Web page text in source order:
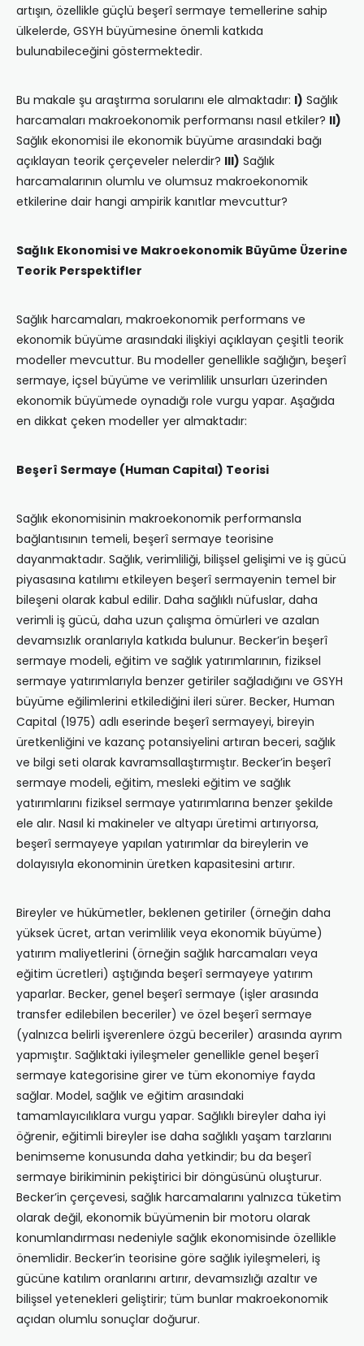
artışın, özellikle güçlü beşerî sermaye temellerine sahip
ülkelerde, GSYH büyümesine önemli katkıda
bulunabileceğini göstermektedir.
Bu makale şu araştırma sorularını ele almaktadır: I) Sağlık
harcamaları makroekonomik performansı nasıl etkiler? II)
Sağlık ekonomisi ile ekonomik büyüme arasındaki bağı
açıklayan teorik çerçeveler nelerdir? III) Sağlık
harcamalarının olumlu ve olumsuz makroekonomik
etkilerine dair hangi ampirik kanıtlar mevcuttur?
Sağlık Ekonomisi ve Makroekonomik Büyüme Üzerine
Teorik Perspektifler
Sağlık harcamaları, makroekonomik performans ve
ekonomik büyüme arasındaki ilişkiyi açıklayan çeşitli teorik
modeller mevcuttur. Bu modeller genellikle sağlığın, beşerî
sermaye, içsel büyüme ve verimlilik unsurları üzerinden
ekonomik büyümede oynadığı role vurgu yapar. Aşağıda
en dikkat çeken modeller yer almaktadır:
Beşerî Sermaye (Human Capital) Teorisi
Sağlık ekonomisinin makroekonomik performansla
bağlantısının temeli, beşerî sermaye teorisine
dayanmaktadır. Sağlık, verimliliği, bilişsel gelişimi ve iş gücü
piyasasına katılımı etkileyen beşerî sermayenin temel bir
bileşeni olarak kabul edilir. Daha sağlıklı nüfuslar, daha
verimli iş gücü, daha uzun çalışma ömürleri ve azalan
devamsızlık oranlarıyla katkıda bulunur. Becker’in beşerî
sermaye modeli, eğitim ve sağlık yatırımlarının, fiziksel
sermaye yatırımlarıyla benzer getiriler sağladığını ve GSYH
büyüme eğilimlerini etkilediğini ileri sürer. Becker, Human
Capital (1975) adlı eserinde beşerî sermayeyi, bireyin
üretkenliğini ve kazanç potansiyelini artıran beceri, sağlık
ve bilgi seti olarak kavramsallaştırmıştır. Becker’in beşerî
sermaye modeli, eğitim, mesleki eğitim ve sağlık
yatırımlarını fiziksel sermaye yatırımlarına benzer şekilde
ele alır. Nasıl ki makineler ve altyapı üretimi artırıyorsa,
beşerî sermayeye yapılan yatırımlar da bireylerin ve
dolayısıyla ekonominin üretken kapasitesini artırır.
Bireyler ve hükümetler, beklenen getiriler (örneğin daha
yüksek ücret, artan verimlilik veya ekonomik büyüme)
yatırım maliyetlerini (örneğin sağlık harcamaları veya
eğitim ücretleri) aştığında beşerî sermayeye yatırım
yaparlar. Becker, genel beşerî sermaye (işler arasında
transfer edilebilen beceriler) ve özel beşerî sermaye
(yalnızca belirli işverenlere özgü beceriler) arasında ayrım
yapmıştır. Sağlıktaki iyileşmeler genellikle genel beşerî
sermaye kategorisine girer ve tüm ekonomiye fayda
sağlar. Model, sağlık ve eğitim arasındaki
tamamlayıcılıklara vurgu yapar. Sağlıklı bireyler daha iyi
öğrenir, eğitimli bireyler ise daha sağlıklı yaşam tarzlarını
benimseme konusunda daha yetkindir; bu da beşerî
sermaye birikiminin pekiştirici bir döngüsünü oluşturur.
Becker’in çerçevesi, sağlık harcamalarını yalnızca tüketim
olarak değil, ekonomik büyümenin bir motoru olarak
konumlandırması nedeniyle sağlık ekonomisinde özellikle
önemlidir. Becker’in teorisine göre sağlık iyileşmeleri, iş
gücüne katılım oranlarını artırır, devamsızlığı azaltır ve
bilişsel yetenekleri geliştirir; tüm bunlar makroekonomik
açıdan olumlu sonuçlar doğurur.